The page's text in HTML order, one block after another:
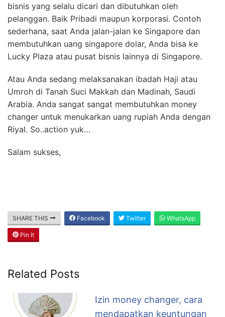
bisnis yang selalu dicari dan dibutuhkan oleh
pelanggan. Baik Pribadi maupun korporasi. Contoh
sederhana, saat Anda jalan-jalan ke Singapore dan
membutuhkan uang singapore dolar, Anda bisa ke
Lucky Plaza atau pusat bisnis lainnya di Singapore.
Atau Anda sedang melaksanakan ibadah Haji atau
Umroh di Tanah Suci Makkah dan Madinah, Saudi
Arabia. Anda sangat sangat membutuhkan money
changer untuk menukarkan uang rupiah Anda dengan
Riyal. So..action yuk…
Salam sukses,
SHARE THIS Facebook Twitter WhatsApp
Pin It
Related Posts
Izin money changer, cara
mendapatkan keuntungan